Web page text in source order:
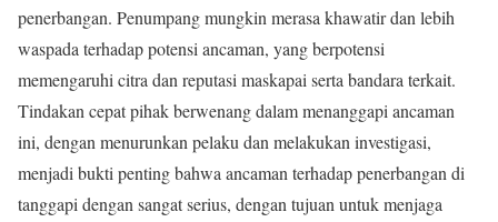
penerbangan. Penumpang mungkin merasa khawatir dan lebih
waspada terhadap potensi ancaman, yang berpotensi
memengaruhi citra dan reputasi maskapai serta bandara terkait.
Tindakan cepat pihak berwenang dalam menanggapi ancaman
ini, dengan menurunkan pelaku dan melakukan investigasi,
menjadi bukti penting bahwa ancaman terhadap penerbangan di
tanggapi dengan sangat serius, dengan tujuan untuk menjaga